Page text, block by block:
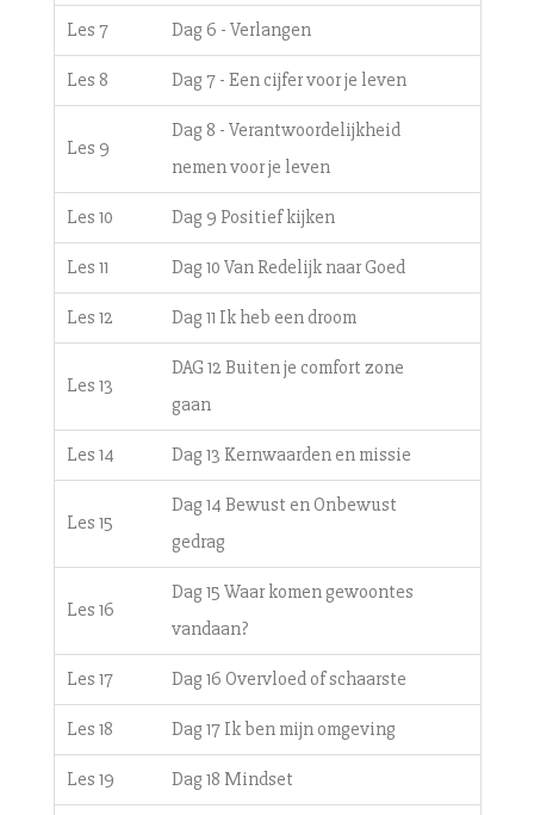
Les 7 Dag 6 - Verlangen
Les 8 Dag 7 - Een cijfer voor je leven
Les 9
Dag 8 - Verantwoordelijkheid
nemen voor je leven
Les 10 Dag 9 Positief kijken
Les 11 Dag 10 Van Redelijk naar Goed
Les 12 Dag 11 Ik heb een droom
Les 13
DAG 12 Buiten je comfort zone
gaan
Les 14 Dag 13 Kernwaarden en missie
Les 15
Dag 14 Bewust en Onbewust
gedrag
Les 16
Dag 15 Waar komen gewoontes
vandaan?
Les 17 Dag 16 Overvloed of schaarste
Les 18 Dag 17 Ik ben mijn omgeving
Les 19 Dag 18 Mindset